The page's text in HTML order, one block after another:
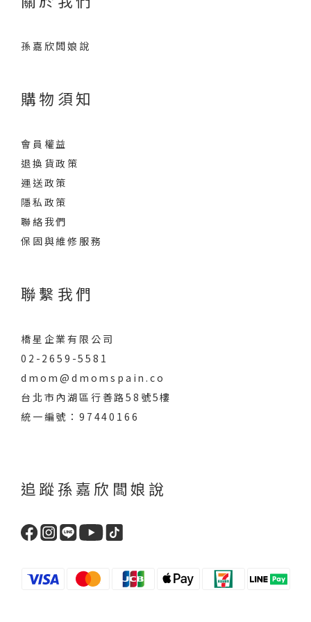
孫嘉欣闆娘說
購物須知
會員權益
退換貨政策
運送政策
隱私政策
聯絡我們
保固與維修服務
聯繫我們
橋星企業有限公司
02-2659-5581
dmom@dmomspain.co
台北市內湖區行善路58號5樓
統一編號：97440166
追蹤孫嘉欣闆娘說